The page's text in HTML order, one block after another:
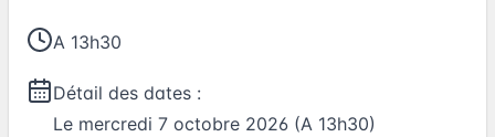
A 13h30
Détail des dates :
Le mercredi 7 octobre 2026 (A 13h30)